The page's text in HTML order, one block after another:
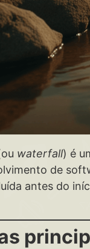
waterfall) é
de
antes do